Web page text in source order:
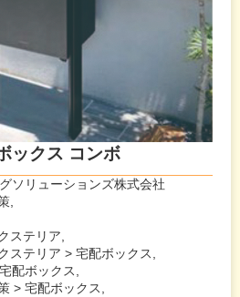
ックス コンボ
ソリューションズ株式会社
,
ステリア,
ステリア > 宅配ボックス,
配ボックス,
> 宅配ボックス,